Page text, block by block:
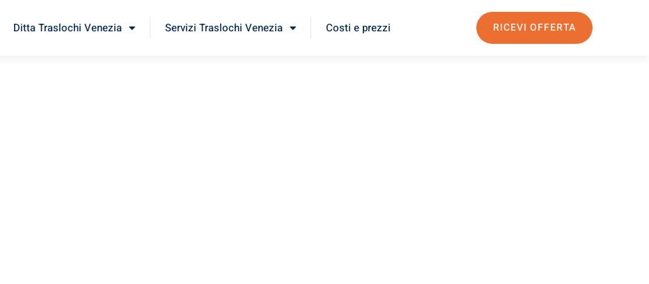
Ditta Traslochi Venezia Servizi Traslochi Venezia Costi e prezzi RICEVI OFFERTA